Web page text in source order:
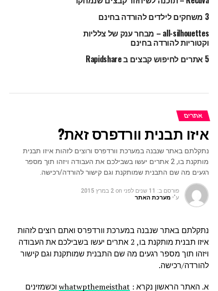
3 משחקים לילדים להורדה בחינם
all-silhouettes – מבחר ענק של צלליות
וקטוריות להורדה בחינם
5 אתרים לחיפוש קבצים ב Rapidshare
אתרים
איזו תבנית וורדפרס זאת?
נתקלתם באתר שנבנה במערכת וורדפרס ורוצים לזהות איזו תבנית
מותקנת בו, 2 אתרים יעשו בשבילכם את העבודה ויזהו תוך מספר
רגעים מה שם התבנית שמותקנת וגם קישור להורדה/רכישה.
פורסם ב: 11 שנים לפני on 2 במרץ 2015
ע"י מערכת האתר
נתקלתם באתר שנבנה במערכת וורדפרס ואתם רוצים לזהות
איזו תבנית מותקנת בו, 2 אתרים יעשו בשבילכם את העבודה
ויזהו תוך מספר רגעים מה שם התבנית שמותקנת וגם קישור
להורדה/רכישה.
א. האתר הראשון נקרא : whatwpthemeisthatוכשמזינים